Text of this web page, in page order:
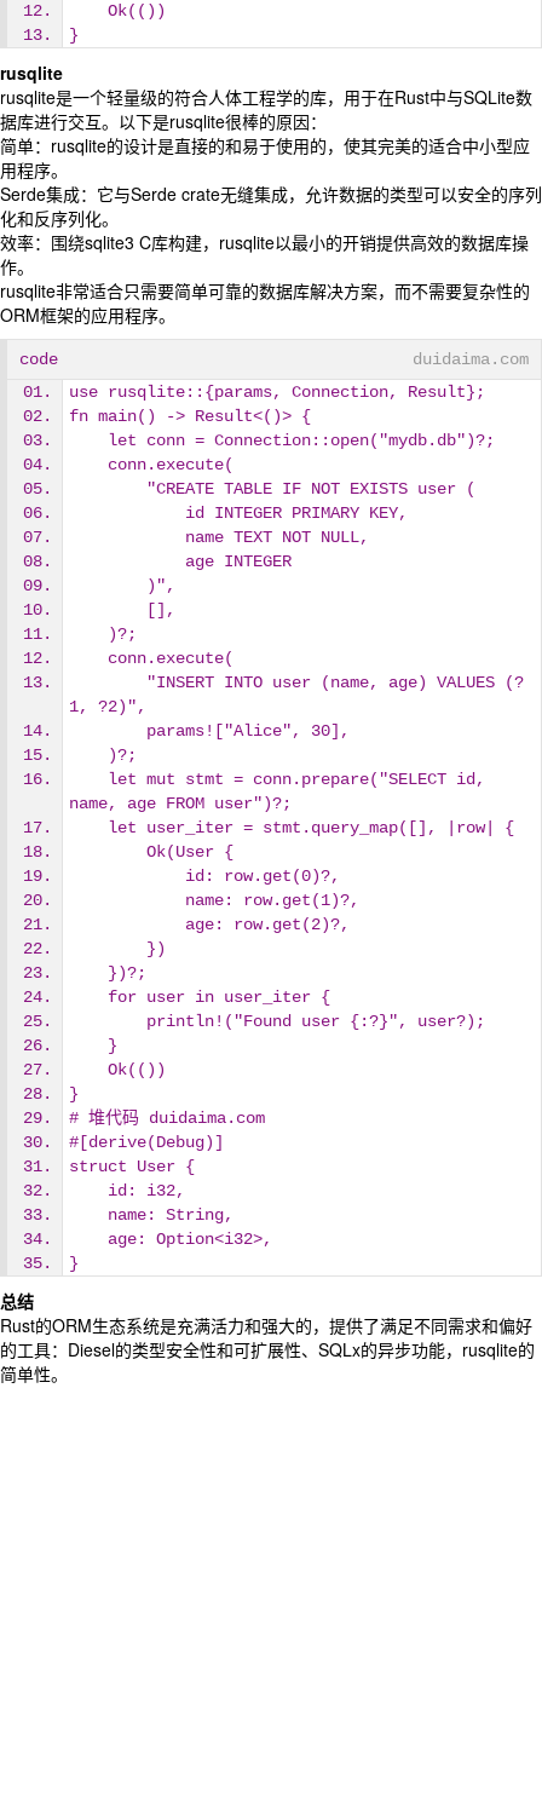
    Ok(())
}
rusqlite
rusqlite是一个轻量级的符合人体工程学的库，用于在Rust中与SQLite数
据库进行交互。以下是rusqlite很棒的原因：
简单：rusqlite的设计是直接的和易于使用的，使其完美的适合中小型应
用程序。
Serde集成：它与Serde crate无缝集成，允许数据的类型可以安全的序列
化和反序列化。
效率：围绕sqlite3 C库构建，rusqlite以最小的开销提供高效的数据库操
作。
rusqlite非常适合只需要简单可靠的数据库解决方案，而不需要复杂性的
ORM框架的应用程序。
code
duidaima.com
use rusqlite::{params, Connection, Result};
fn main() -> Result<()> {
    let conn = Connection::open("mydb.db")?;
    conn.execute(
        "CREATE TABLE IF NOT EXISTS user (
            id INTEGER PRIMARY KEY,
            name TEXT NOT NULL,
            age INTEGER
        )",
        [],
    )?;
    conn.execute(
1, ?2)",
        params!["Alice", 30],
    )?;
name, age FROM user")?;
    let user_iter = stmt.query_map([], |row| {
        Ok(User {
            id: row.get(0)?,
            name: row.get(1)?,
            age: row.get(2)?,
        })
    })?;
    for user in user_iter {
        println!("Found user {:?}", user?);
    }
    Ok(())
}
# 堆代码 duidaima.com
#[derive(Debug)]
struct User {
    id: i32,
    name: String,
    age: Option<i32>,
}
总结
Rust的ORM生态系统是充满活力和强大的，提供了满足不同需求和偏好
的工具：Diesel的类型安全性和可扩展性、SQLx的异步功能，rusqlite的
简单性。